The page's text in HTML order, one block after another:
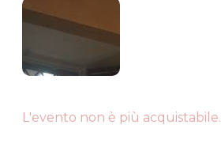
L'evento non è più acquistabile.